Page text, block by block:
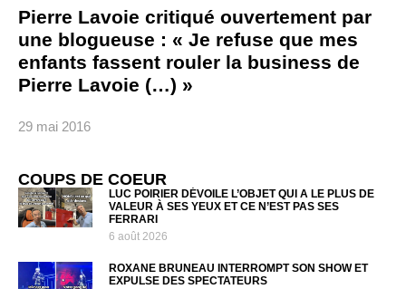
Pierre Lavoie critiqué ouvertement par
une blogueuse : « Je refuse que mes
enfants fassent rouler la business de
Pierre Lavoie (…) »
29 mai 2016
COUPS DE COEUR
LUC POIRIER DÉVOILE L’OBJET QUI A LE PLUS DE
VALEUR À SES YEUX ET CE N’EST PAS SES
FERRARI
6 août 2026
ROXANE BRUNEAU INTERROMPT SON SHOW ET
EXPULSE DES SPECTATEURS